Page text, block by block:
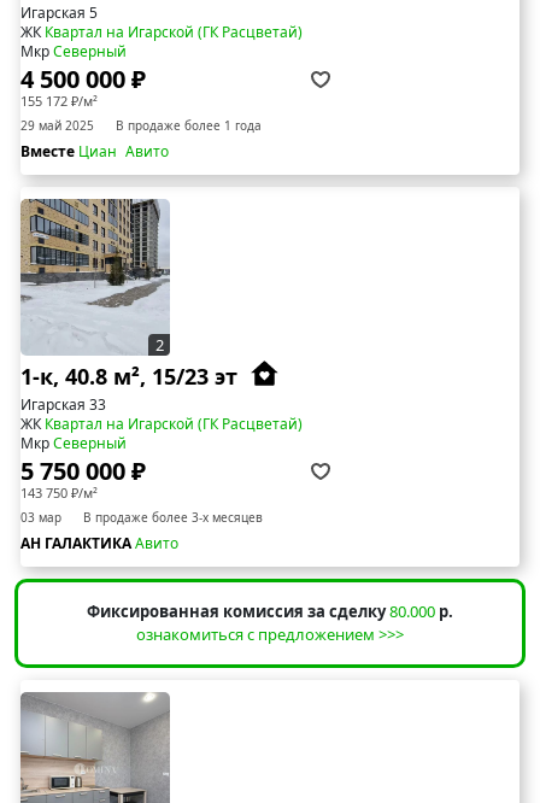
Игарская 5
ЖККвартал на Игарской (ГК Расцветай)
МкрСеверный
4 500 000 ₽
155 172 ₽/м²
29 май 2025 В продаже более 1 года
Вместе Циан Авито
2
1-к, 40.8 м², 15/23 эт
Игарская 33
ЖККвартал на Игарской (ГК Расцветай)
МкрСеверный
5 750 000 ₽
143 750 ₽/м²
03 мар В продаже более 3-х месяцев
АН ГАЛАКТИКААвито
Фиксированная комиссия за сделку80.000 р.
ознакомиться с предложением >>>